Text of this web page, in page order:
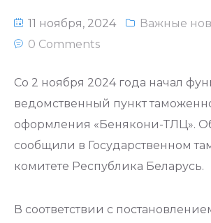
11 ноября, 2024
Важные
0 Comments
Со 2 ноября 2024 года начал
ведомственный пункт
оформления «Бенякони-ТЛЦ».
сообщили в Государственном
комитете Республика Беларусь.
В соответствии с